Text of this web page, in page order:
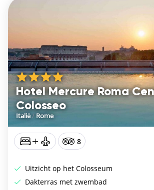
Hotel Mercure Roma
Colosseo
Italië/ Rome
8
Uitzicht op het Colosseum
Dakterras met zwembad